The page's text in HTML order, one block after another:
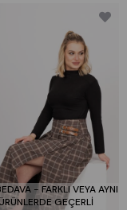
- FARKLI VEYA AYNI
GEÇERLİ